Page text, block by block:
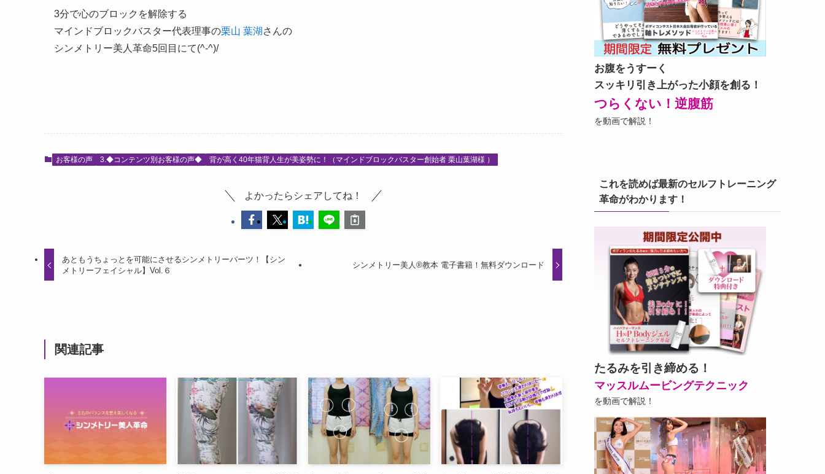
3分で心のブロックを解除する
マインドブロックバスター代表理事の栗山 葉湖 さんの
シンメトリー美人革命5回目にて(^-^)/
お客様の声 3.◆コンテンツ別お客様の声◆ 背が高く40年猫背人生が美姿勢に！（マインドブロックバスター創始者 栗山葉湖様 ）
よかったらシェアしてね！
あともうちょっとを可能にさせるシンメトリーパーツ！【シン
メトリーフェイシャル】Vol.６
シンメトリー美人®教本 電子書籍！無料ダウンロード
関連記事
お腹をうすーく
スッキリ引き上がった小顔を創る！
つらくない！逆腹筋
を動画で解説！
これを読めば最新のセルフトレーニング
革命がわかります！
たるみを引き締める！
マッスルムービングテクニック
を動画で解説！